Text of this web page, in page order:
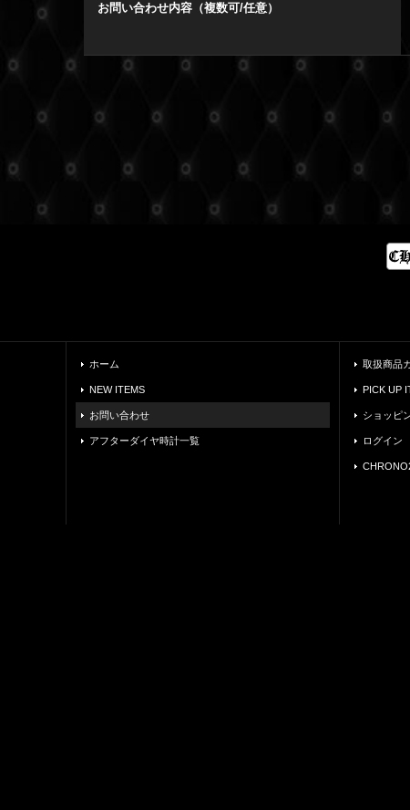
お問い合わせ内容（複数可/任意）
ホーム
NEW ITEMS
お問い合わせ
アフターダイヤ時計一覧
取扱商品
PICK UP
ショッピ
ログイン